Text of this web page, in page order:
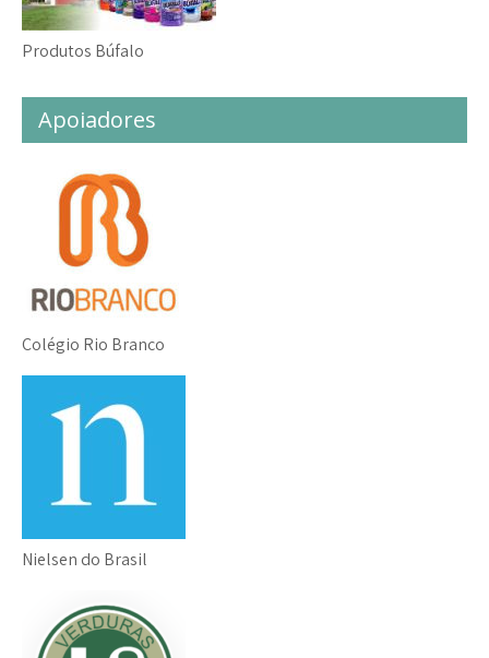
Produtos Búfalo
Apoiadores
Colégio Rio Branco
Nielsen do Brasil